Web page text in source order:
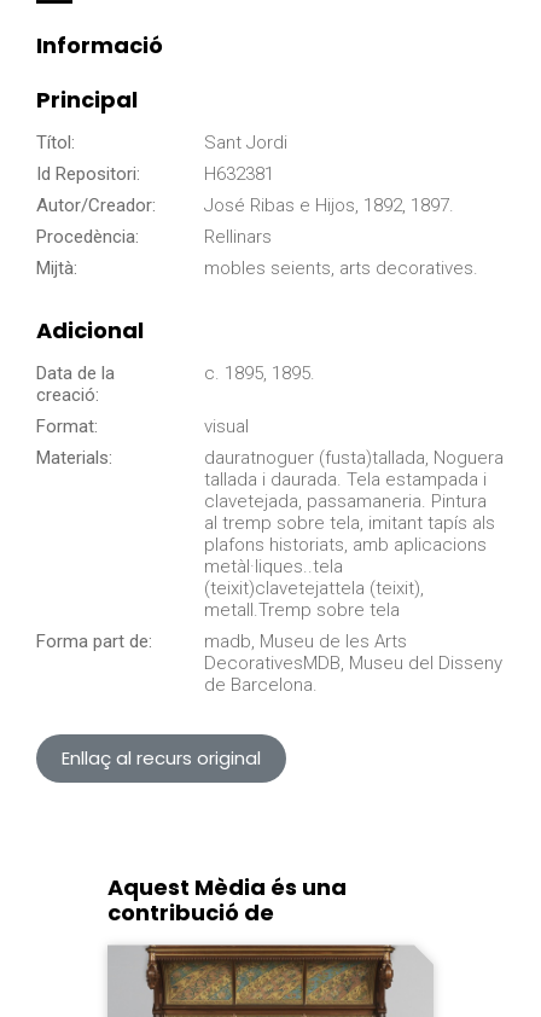
Informació
Principal
Títol:
Sant Jordi
Id Repositori:
H632381
Autor/Creador:
José Ribas e Hijos, 1892, 1897.
Procedència:
Rellinars
Mijtà:
mobles seients, arts decoratives.
Adicional
Data de la
creació:
c. 1895, 1895.
Format:
visual
Materials:
dauratnoguer (fusta)tallada, Noguera
tallada i daurada. Tela estampada i
clavetejada, passamaneria. Pintura
al tremp sobre tela, imitant tapís als
plafons historiats, amb aplicacions
metàl·liques..tela
(teixit)clavetejattela (teixit),
metall.Tremp sobre tela
Forma part de:
madb, Museu de les Arts
DecorativesMDB, Museu del Disseny
de Barcelona.
Enllaç al recurs original
Aquest Mèdia és una
contribució de